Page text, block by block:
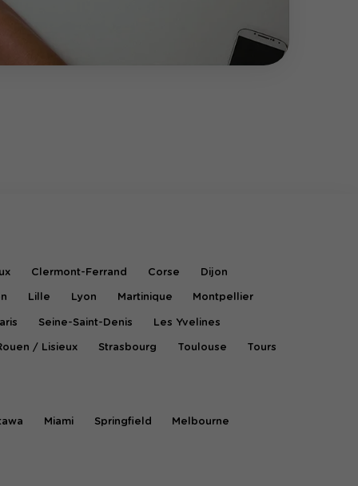
Clermont-Ferrand Corse Dijon
Lille Lyon Martinique Montpellier
Seine-Saint-Denis Les Yvelines
/ Lisieux Strasbourg Toulouse Tours
Miami Springfield Melbourne